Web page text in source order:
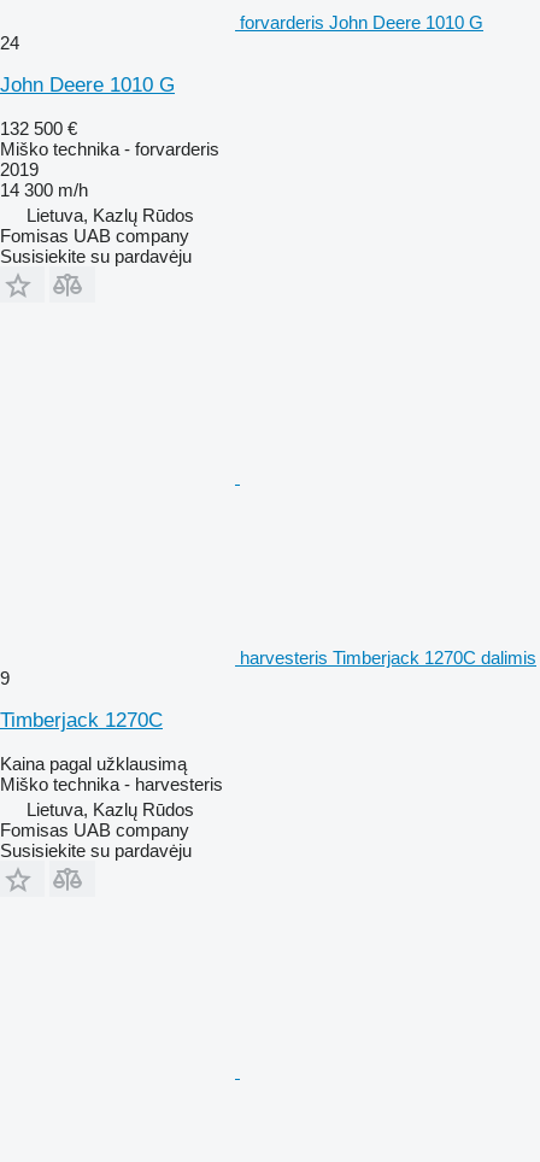
forvarderis John Deere 1010 G
24
John Deere 1010 G
132 500 €
Miško technika - forvarderis
2019
14 300 m/h
Lietuva, Kazlų Rūdos
Fomisas UAB company
Susisiekite su pardavėju
harvesteris Timberjack 1270C dalimis
9
Timberjack 1270C
Kaina pagal užklausimą
Miško technika - harvesteris
Lietuva, Kazlų Rūdos
Fomisas UAB company
Susisiekite su pardavėju